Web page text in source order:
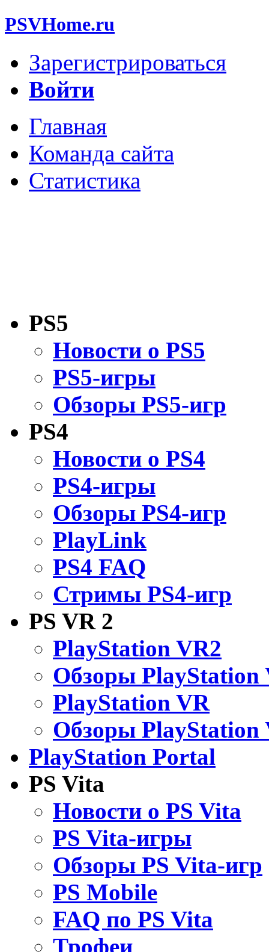
PSVHome.ru
Зарегистрироваться
Войти
Главная
Команда сайта
Статистика
PS5
Новости о PS5
PS5-игры
Обзоры PS5-игр
PS4
Новости о PS4
PS4-игры
Обзоры PS4-игр
PlayLink
PS4 FAQ
Стримы PS4-игр
PS VR 2
PlayStation VR2
Обзоры PlayStation
PlayStation VR
Обзоры PlayStation
PlayStation Portal
PS Vita
Новости о PS Vita
PS Vita-игры
Обзоры PS Vita-игр
PS Mobile
FAQ по PS Vita
Трофеи